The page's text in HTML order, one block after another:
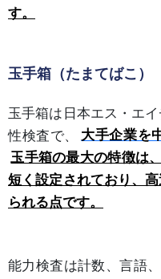
す。
玉手箱（たまてばこ）
玉手箱は日本エス・エ
性検査で、
大手企業を
玉手箱の最大の特徴は
短く設定されており、
られる点です。
能力検査は計数、言語